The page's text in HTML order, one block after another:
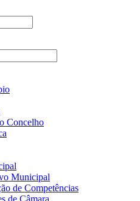
Concelho
Municipal
de Competências
de Câmara